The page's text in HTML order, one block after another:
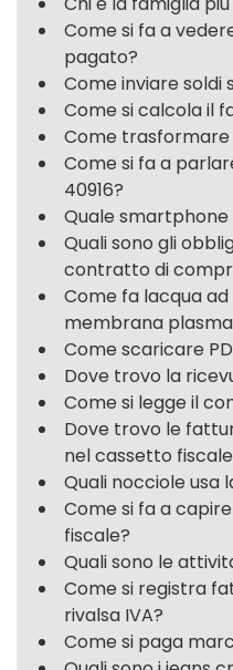
Come si fa a
pagato?
Come inviare soldi
Come si calcola il
Come trasformare
Come si fa a
40916?
Quale
Quali sono gli
contratto di
Come fa lacqua
membrana
Come scaricare
Dove trovo la
Come si legge il
Dove trovo le
nel cassetto
Quali nocciole usa
Come si fa a
fiscale?
Quali sono le
Come si registra
rivalsa IVA?
Come si paga